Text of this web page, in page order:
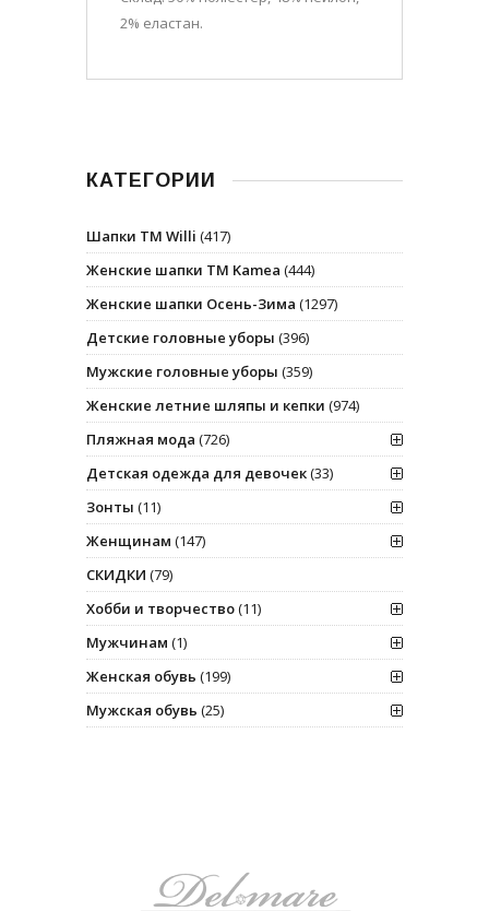
2% еластан.
КАТЕГОРИИ
Шапки ТМ Willi (417)
Женские шапки ТМ Kamea (444)
Женские шапки Осень-Зима (1297)
Детские головные уборы (396)
Мужские головные уборы (359)
Женские летние шляпы и кепки (974)
Пляжная мода (726)
Детская одежда для девочек(33)
Зонты (11)
Женщинам (147)
СКИДКИ (79)
Хобби и творчество(11)
Мужчинам (1)
Женская обувь (199)
Мужская обувь (25)